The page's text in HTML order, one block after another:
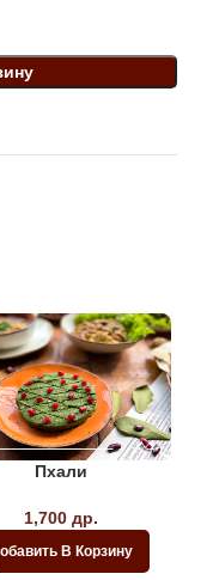
Пхали
1,700 др.
В Корзину